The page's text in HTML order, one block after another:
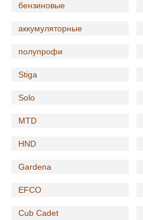
бензиновые
аккумуляторные
полупрофи
Stiga
Solo
MTD
HND
Gardena
EFCO
Cub Cadet